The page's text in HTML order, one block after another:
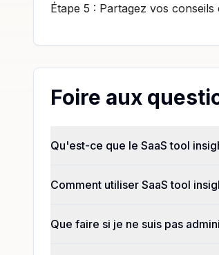
Étape 5 : Partagez vos
Foire aux
Qu'est-ce que le SaaS tool
Comment utiliser SaaS tool
Que faire si je ne suis pas